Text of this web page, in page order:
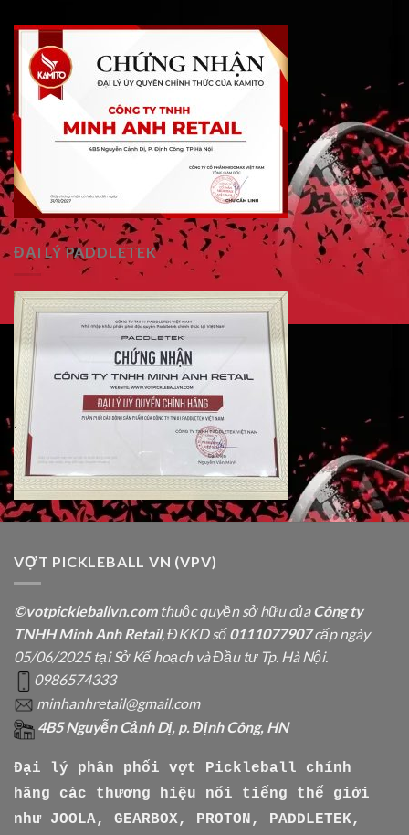
ĐẠI LÝ PADDLETEK
VỢT PICKLEBALL VN (VPV)
©votpickleballvn.comthuộc quyền sở hữu củaCông ty
TNHH Minh Anh Retail, ĐKKD số0111077907cấp ngày
05/06/2025 tại Sở Kế hoạch và Đầu tư Tp. Hà Nội.
0986574333
minhanhretail@gmail.com
4B5 Nguyễn Cảnh Dị, p. Định Công, HN
Đại lý phân phối vợt Pickleball chính
hãng các thương hiệu nổi tiếng thế giới
như
JOOLA, GEARBOX, PROTON, PADDLETEK,